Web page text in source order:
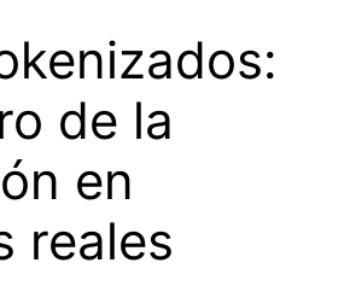
de la
en
reales